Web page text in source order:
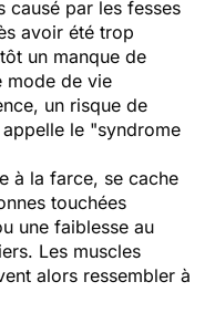
causé par les fesses
avoir été trop
un manque de
mode de vie
un risque de
le "syndrome
à la farce, se cache
touchées
une faiblesse au
Les muscles
alors ressembler à